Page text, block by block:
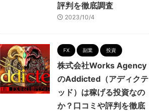
評判を徹底調査
2023/10/4
FX 副業 投資
株式会社Works Agency
のAddicted（アディクテ
ッド）は稼げる投資なの
か？口コミや評判を徹底